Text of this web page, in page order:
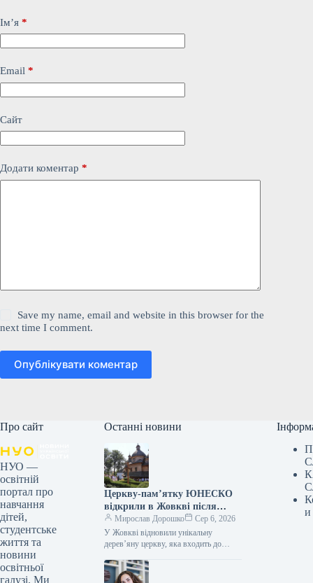
Ім’я *
Email *
Сайт
Додати коментар *
Save my name, email and website in this browser for the
next time I comment.
Опублікувати коментар
Про сайт
НУО —
освітній
портал про
навчання
дітей,
студентське
життя та
новини
освітньої
галузі. Ми
Останні новини
Церкву-пам’ятку ЮНЕСКО
відкрили в Жовкві після
реставрації
Мирослав Дорошко
Сер 6, 2026
У Жовкві відновили унікальну
дерев’яну церкву, яка входить до
Укрінформ У місті Жовква, що на
Львівщині,…
и